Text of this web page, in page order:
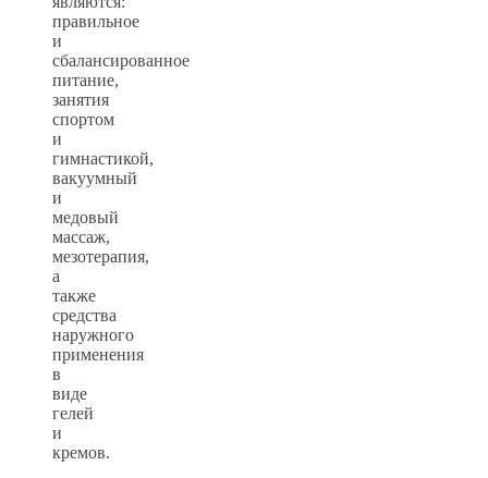
правильное
и
сбалансированное
питание,
занятия
спортом
и
гимнастикой,
вакуумный
и
медовый
массаж,
мезотерапия,
а
также
средства
наружного
применения
в
виде
гелей
и
кремов.